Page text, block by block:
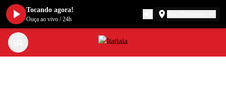
Tocando agora!
Ouça ao vivo /24h